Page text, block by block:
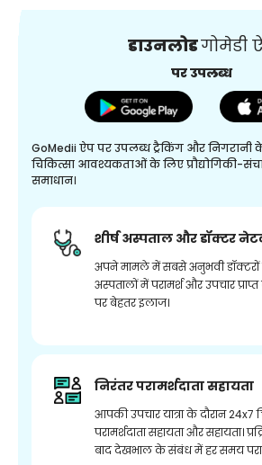
डाउनलोडगोमेडी
पर उपलब्ध
GoMedii ऐप पर उपलब्ध ट्रैकिंग और
चिकित्सा आवश्यकताओं के लिए प्रौद्योगिकी-
समाधान।
शीर्ष अस्पताल और डॉक्टर
अपने मामले में सबसे अनुभवी
अस्पतालों में परामर्श और उपचार
पर बेहतर इलाज।
निरंतर परामर्शदाता सहायता
आपकी उपचार यात्रा के दौरान 24x7
परामर्शदाता सहायता और सहायता।
बाद देखभाल के संबंध में हर समय